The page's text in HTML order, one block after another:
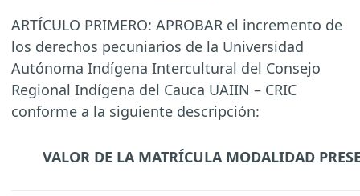
ARTÍCULO PRIMERO: APROBAR el incremento de
los derechos pecuniarios de la Universidad
Autónoma Indígena Intercultural del Consejo
Regional Indígena del Cauca UAIIN – CRIC
conforme a la siguiente descripción:
VALOR DE LA MATRÍCULA MODALIDAD